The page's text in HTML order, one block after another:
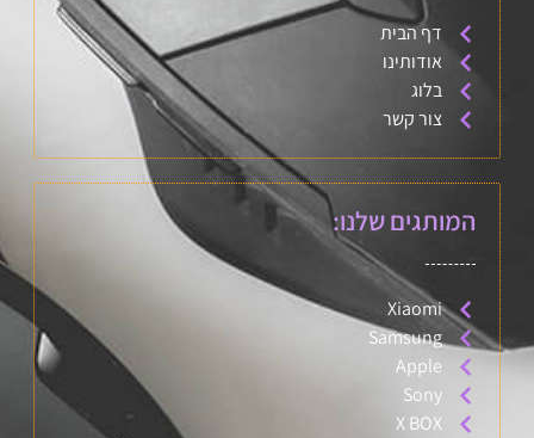
דף הבית
אודותינו
בלוג
צור קשר
המותגים שלנו:
Xiaomi
Samsung
Apple
Sony
X BOX